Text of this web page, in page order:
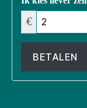
€
BETALEN